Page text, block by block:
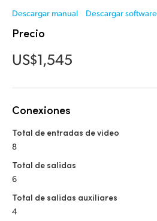
Japan
Poland
Descargar manual
Descargar software
Precio
US$1,545
Conexiones
Total de entradas de video
8
Total de salidas
6
Total de salidas auxiliares
4